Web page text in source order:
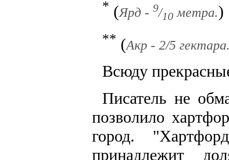
* (Ярд - 9/10 метра.)
** (Акр - 2/5
Всюду
Писатель не
позволило
город.
принадлежит